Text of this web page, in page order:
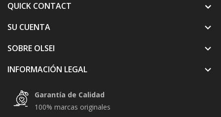
QUICK CONTACT
SU CUENTA

SOBRE OLSEI 
INFORMACIÓN LEGAL 
Garantía de Calidad
100% marcas originales